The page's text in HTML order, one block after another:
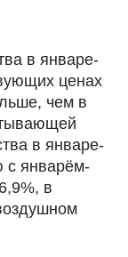
в январе-
ценах
чем в
в январе-
с январём-
в